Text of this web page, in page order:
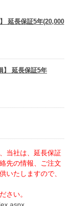
延長保証5年(20,000
】 延長保証5年
当社は、延長保証
先の情報、ご注文
いたしますので、
さい。